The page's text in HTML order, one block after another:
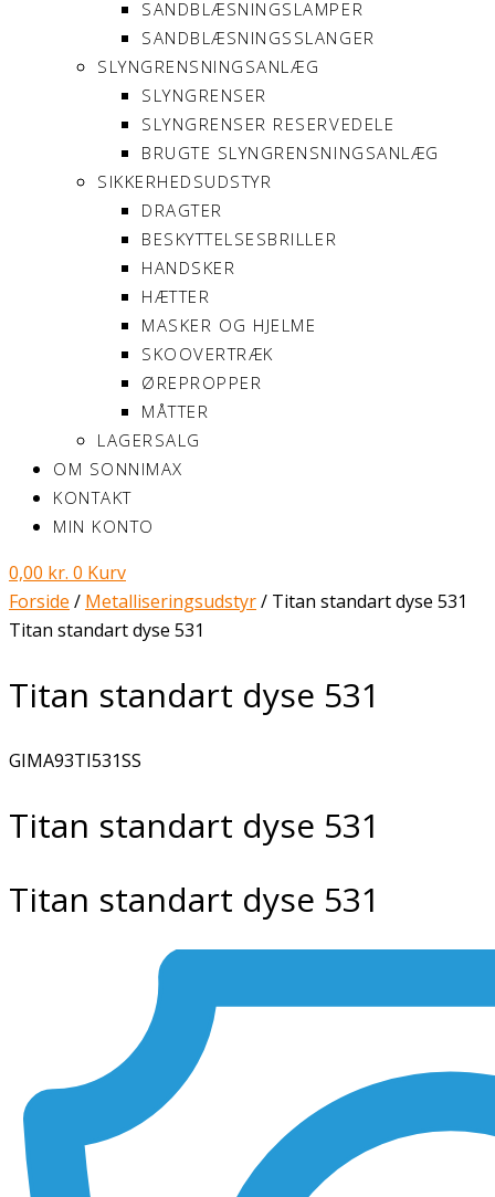
SANDBLÆSNINGSLAMPER
SANDBLÆSNINGSSLANGER
SLYNGRENSNINGSANLÆG
SLYNGRENSER
SLYNGRENSER RESERVEDELE
BRUGTE SLYNGRENSNINGSANLÆG
SIKKERHEDSUDSTYR
DRAGTER
BESKYTTELSESBRILLER
HANDSKER
HÆTTER
MASKER OG HJELME
SKOOVERTRÆK
ØREPROPPER
MÅTTER
LAGERSALG
OM SONNIMAX
KONTAKT
MIN KONTO
0,00 kr. 0 Kurv
Forside / Metalliseringsudstyr/ Titan standart dyse 531
Titan standart dyse 531
Titan standart dyse 531
GIMA93TI531SS
Titan standart dyse 531
Titan standart dyse 531